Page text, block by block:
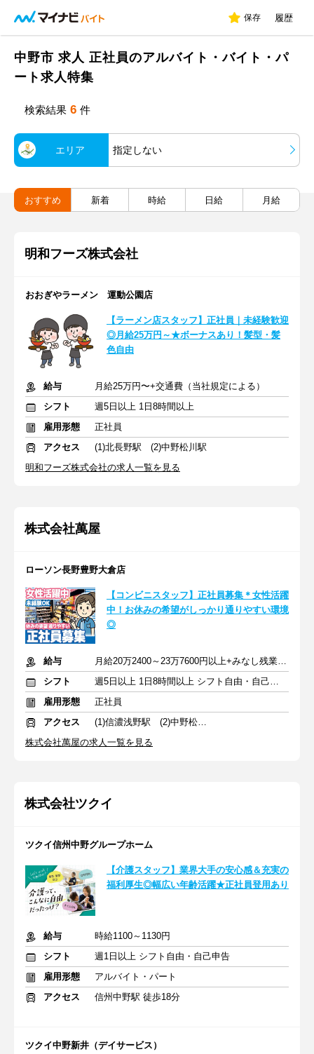
保存 履歴
中野市 求人 正社員のアルバイト・バイト・パ
ート求人特集
検索結果 6 件
エリア 指定しない
おすすめ 新着 時給 日給 月給
明和フーズ株式会社
おおぎやラーメン 運動公園店
【ラーメン店スタッフ】正社員｜未経験歓迎
◎月給25万円～★ボーナスあり！髪型・髪
色自由
給与
月給25万円〜+交通費（当社規定による）
シフト
週5日以上 1日8時間以上
雇用形態
正社員
アクセス
(1)北長野駅 (2)中野松川駅
明和フーズ株式会社の求人一覧を見る
株式会社萬屋
ローソン長野豊野大倉店
【コンビニスタッフ】正社員募集＊女性活躍
中！お休みの希望がしっかり通りやすい環境
◎
給与
月給20万2400～23万7600円以上+みなし残業代1万円+交通費
シフト
週5日以上 1日8時間以上 シフト自由・自己申告
雇用形態
正社員
アクセス
(1)信濃浅野駅 (2)中野松川駅 (3)軽井沢駅
株式会社萬屋の求人一覧を見る
株式会社ツクイ
ツクイ信州中野グループホーム
【介護スタッフ】業界大手の安心感＆充実の
福利厚生◎幅広い年齢活躍★正社員登用あり
給与
時給1100～1130円
シフト
週1日以上 シフト自由・自己申告
雇用形態
アルバイト・パート
アクセス
信州中野駅 徒歩18分
ツクイ中野新井（デイサービス）